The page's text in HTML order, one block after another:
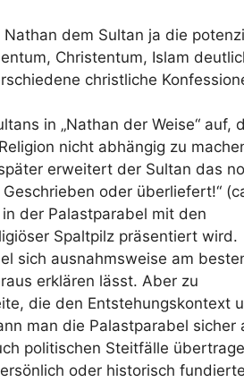
dem Sultan ja die
Christentum, Islam
christliche
in „Nathan der Weise“ auf,
nicht abhängig zu
erweitert der Sultan das
oder überliefert!“
der Palastparabel mit den
Spaltpilz präsentiert wird.
sich ausnahmsweise am
erklären lässt. Aber zu
die den Entstehungskontext
man die Palastparabel sicher
politischen Steitfälle
oder historisch